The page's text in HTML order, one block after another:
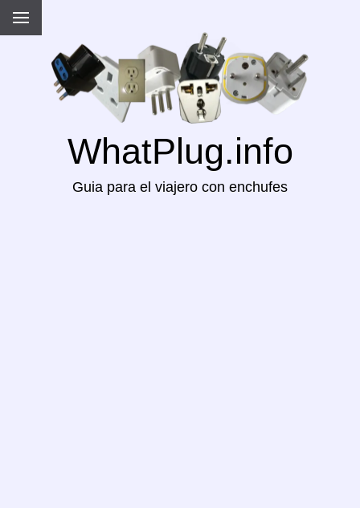
WhatPlug.info
Guia para el viajero con enchufes